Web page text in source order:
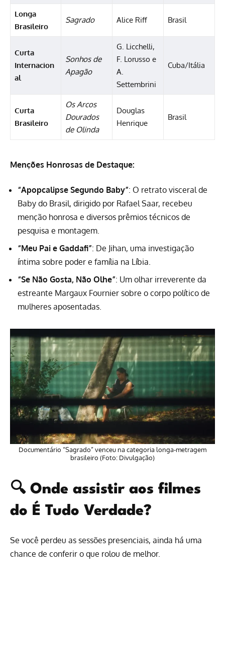
Longa
Brasileiro
Sagrado Alice Riff Brasil
Curta
Internacion
al
Sonhos de
Apagão
G. Licchelli,
F. Lorusso e
A.
Settembrini
Cuba/Itália
Curta
Brasileiro
Os Arcos
Dourados
de Olinda
Douglas
Henrique
Brasil
Menções Honrosas de Destaque:
“Apopcalipse Segundo Baby”: O retrato visceral de
Baby do Brasil, dirigido por Rafael Saar, recebeu
menção honrosa e diversos prêmios técnicos de
pesquisa e montagem.
“Meu Pai e Gaddafi”: De Jihan, uma investigação
íntima sobre poder e família na Líbia.
“Se Não Gosta, Não Olhe”: Um olhar irreverente da
estreante Margaux Fournier sobre o corpo político de
mulheres aposentadas.
Documentário “Sagrado” venceu na categoria longa-metragem
brasileiro (Foto: Divulgação)
🔍 Onde assistir aos filmes
do É Tudo Verdade?
Se você perdeu as sessões presenciais, ainda há uma
chance de conferir o que rolou de melhor.